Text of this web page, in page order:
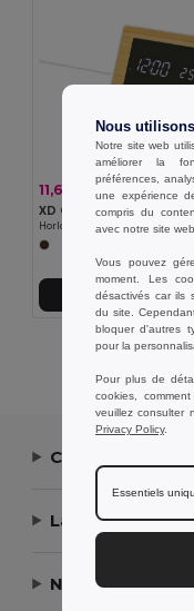
11,60 €
XD Collection P279.31
Ajouter au Panier
Contactez-nous
Laissez-nous
Notre
Nous
Notre site web
améliorer la
préférences,
une expérience
compris du
avec notre site
Vous pouvez
moment. Les
désactivés car ils
du site.
bloquer d'autres
pour la
Pour plus de
cookies,
veuillez consulter
Privacy Policy.
Essentiels